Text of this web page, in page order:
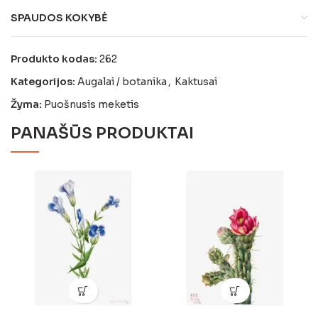
SPAUDOS KOKYBĖ
Produkto kodas: 262
Kategorijos: Augalai / botanika , Kaktusai
Žyma: Puošnusis meketis
PANAŠŪS PRODUKTAI